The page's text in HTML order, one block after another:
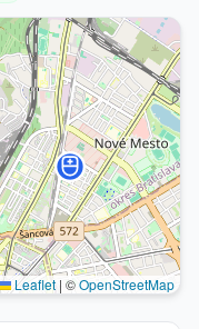
Leaflet | ©OpenStreetMap